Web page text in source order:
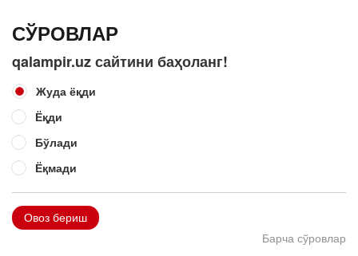
СЎРОВЛАР
qalampir.uz сайтини баҳоланг!
Жуда ёқди
Ёқди
Бўлади
Ёқмади
Овоз бериш
Барча сўровлар